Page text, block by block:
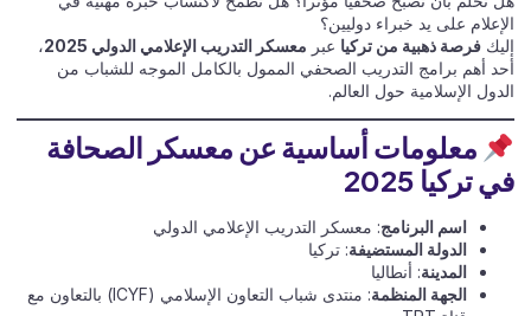
الإعلام على يد خبراء دوليين؟
إليك فرصة ذهبية من تركيا عبر معسكر التدريب الإعلامي الدولي 2025
،
أحد أهم برامج التدريب الصحفي الممول بالكامل الموجه للشباب من
الدول الإسلامية حول العالم.
معلومات أساسية عن معسكر الصحافة
في تركيا 2025
اسم البرنامج: معسكر التدريب الإعلامي الدولي
الدولة المستضيفة: تركيا
المدينة: أنطاليا
الجهة المنظمة
: منتدى شباب التعاون الإسلامي (ICYF) بالتعاون مع